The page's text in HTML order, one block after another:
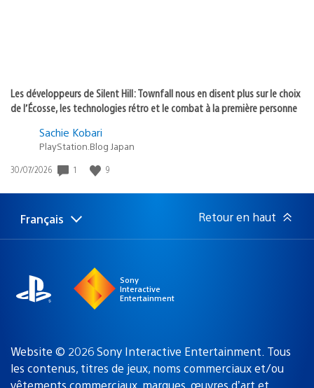
Les développeurs de Silent Hill: Townfall nous en disent plus sur le choix
de l’Écosse, les technologies rétro et le combat à la première personne
Sachie Kobari
PlayStation.Blog Japan
Date
publication
30/07/2026 1 9
Choisir
Région
Français Retour en haut
Sony
Interactive
Entertainment
Website © 2026 Sony Interactive Entertainment. Tous
les contenus, titres de jeux, noms commerciaux et/ou
vêtements commerciaux, marques, œuvres d’art et